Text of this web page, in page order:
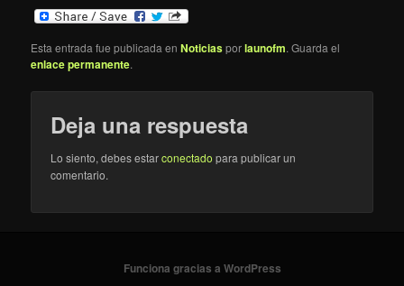
Esta entrada fue publicada enNoticiasporlaunofm. Guarda el
enlace permanente.
Deja una respuesta
Lo siento, debes estarconectado para publicar un
comentario.
Funciona gracias a WordPress